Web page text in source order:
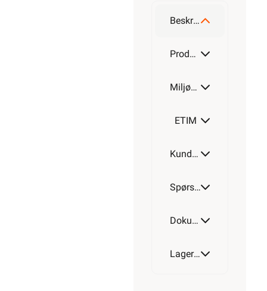
Beskrivelse
Produktdetaljer
Miljøparametere
ETIM
Kundeomtale
Spørsmål og svar
Dokumentasjon
Lagerstatus